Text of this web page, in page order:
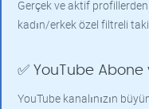
Gerçek ve aktif profillerden
kadın/erkek özel filtreli
✅ YouTube
YouTube kanalınızın